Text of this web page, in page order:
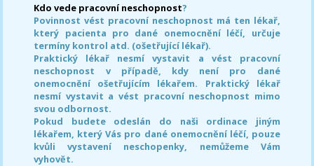
Kdo vede pracovní neschopnost?
Povinnost vést pracovní neschopnost má ten lékař,
který pacienta pro dané onemocnění léčí, určuje
termíny kontrol atd. (ošetřující lékař).
Praktický lékař nesmí vystavit a vést pracovní
neschopnost v případě, kdy není pro dané
onemocnění ošetřujícím lékařem. Praktický lékař
nesmí vystavit a vést pracovní neschopnost mimo
svou odbornost.
Pokud budete odeslán do naši ordinace jiným
lékařem, který Vás pro dané onemocnění léčí, pouze
kvůli vystavení neschopenky, nemůžeme Vám
vyhovět.